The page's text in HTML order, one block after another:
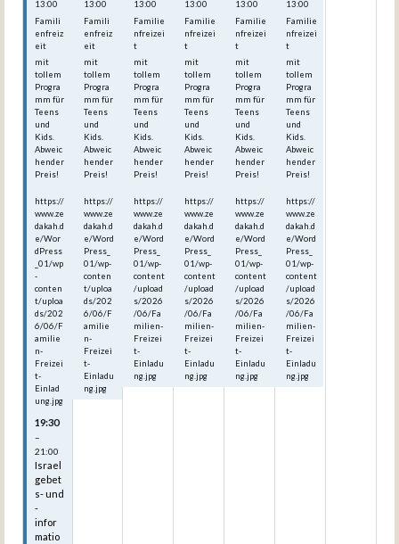
13:00
Famili
enfreiz
eit
mit
tollem
Progra
mm für
Teens
und
Kids.
Abweic
hender
Preis!
https://
www.ze
dakah.d
e/Wor
dPress
_01/wp
-
conten
t/uploa
ds/202
6/06/F
amilie
n-
Freizei
t-
Einlad
ung.jpg
19:30
–
21:00
Israel
gebet
s- und
-
infor
matio
13:00
Famili
enfreiz
eit
mit
tollem
Progra
mm für
Teens
und
Kids.
Abweic
hender
Preis!
https://
www.ze
dakah.d
e/Word
Press_
01/wp-
conten
t/uploa
ds/202
6/06/F
amilie
n-
Freizei
t-
Einladu
ng.jpg
13:00
Familie
nfreizei
t
mit
tollem
Progra
mm für
Teens
und
Kids.
Abweic
hender
Preis!
https://
www.ze
dakah.d
e/Word
Press_
01/wp-
content
/upload
s/2026
/06/Fa
milien-
Freizei
t-
Einladu
ng.jpg
13:00
Familie
nfreizei
t
mit
tollem
Progra
mm für
Teens
und
Kids.
Abweic
hender
Preis!
https://
www.ze
dakah.d
e/Word
Press_
01/wp-
content
/upload
s/2026
/06/Fa
milien-
Freizei
t-
Einladu
ng.jpg
13:00
Familie
nfreizei
t
mit
tollem
Progra
mm für
Teens
und
Kids.
Abweic
hender
Preis!
https://
www.ze
dakah.d
e/Word
Press_
01/wp-
content
/upload
s/2026
/06/Fa
milien-
Freizei
t-
Einladu
ng.jpg
13:00
Familie
nfreizei
t
mit
tollem
Progra
mm für
Teens
und
Kids.
Abweic
hender
Preis!
https://
www.ze
dakah.d
e/Word
Press_
01/wp-
content
/upload
s/2026
/06/Fa
milien-
Freizei
t-
Einladu
ng.jpg